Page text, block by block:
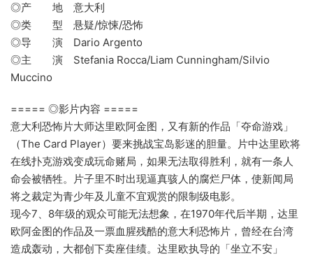
◎产 地 意大利
◎类 型 悬疑/惊悚/恐怖
◎导 演 Dario Argento
◎主 演 Stefania Rocca/Liam Cunningham/Silvio
Muccino
===== ◎影片内容 =====
意大利恐怖片大师达里欧阿金图，又有新的作品「夺命游戏」
（The Card Player）要来挑战宝岛影迷的胆量。片中达里欧将
在线扑克游戏变成玩命赌局，如果无法取得胜利，就有一条人
命会被牺牲。片子里不时出现逼真骇人的腐烂尸体，使新闻局
将之裁定为青少年及儿童不宜观赏的限制级电影。
现今7、8年级的观众可能无法想象，在1970年代后半期，达里
欧阿金图的作品及一票血腥残酷的意大利恐怖片，曾经在台湾
造成轰动，大都创下卖座佳绩。达里欧执导的「坐立不安」